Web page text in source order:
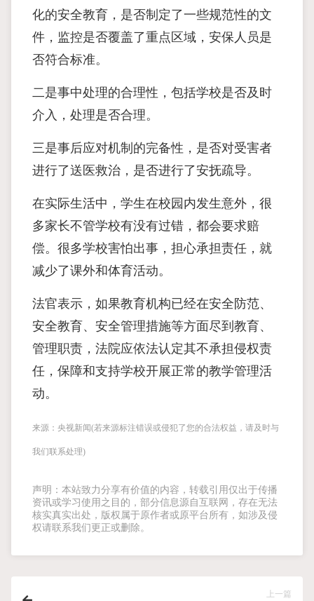
化的安全教育，是否制定了一些规范性的文
件，监控是否覆盖了重点区域，安保人员是
否符合标准。
二是事中处理的合理性，包括学校是否及时
介入，处理是否合理。
三是事后应对机制的完备性，是否对受害者
进行了送医救治，是否进行了安抚疏导。
在实际生活中，学生在校园内发生意外，很
多家长不管学校有没有过错，都会要求赔
偿。很多学校害怕出事，担心承担责任，就
减少了课外和体育活动。
法官表示，如果教育机构已经在安全防范、
安全教育、安全管理措施等方面尽到教育、
管理职责，法院应依法认定其不承担侵权责
任，保障和支持学校开展正常的教学管理活
动。
来源：央视新闻(若来源标注错误或侵犯了您的合法权益，请及时与
我们联系处理)
声明：本站致力分享有价值的内容，转载引用仅出于传播
资讯或学习使用之目的，部分信息源自互联网，存在无法
核实真实出处，版权属于原作者或原平台所有，如涉及侵
权请联系我们更正或删除。
上一篇